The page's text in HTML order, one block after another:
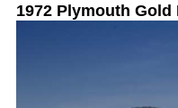
1972 Plymouth Gold